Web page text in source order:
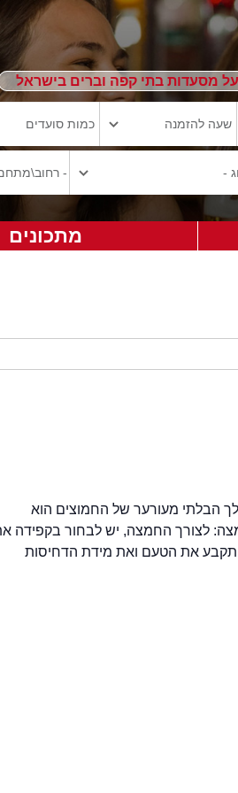
מסעדות בתי קפה וברים בישראל
מתכונים
הבלתי מעורער של החמוצים הוא
לצורך החמצה, יש לבחור בקפידה
תקבע את הטעם ואת מידת הדחיסות